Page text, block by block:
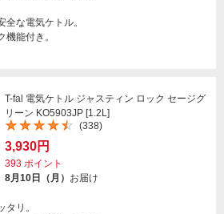
な電気ケトル。
能付き。
T-fal 電気ケトル ジャスティン ロック セージグ
リーン KO5903JP [1.2L]
(338)
3,930円
393 ポイント
8月10日（月） お届け
リ。